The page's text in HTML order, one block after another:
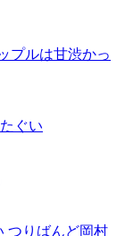
プルは甘渋かっ
ぐい
つりばんど岡村